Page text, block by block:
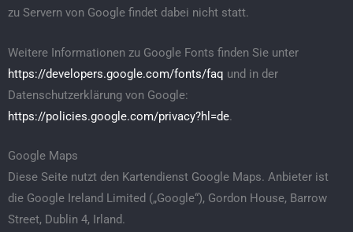
zu Servern von Google findet dabei nicht statt.
Weitere Informationen zu Google Fonts finden Sie unter
https://developers.google.com/fonts/faq und in der
Datenschutzerklärung von Google:
https://policies.google.com/privacy?hl=de.
Google Maps
Diese Seite nutzt den Kartendienst Google Maps. Anbieter ist
die Google Ireland Limited („Google“), Gordon House, Barrow
Street, Dublin 4, Irland.